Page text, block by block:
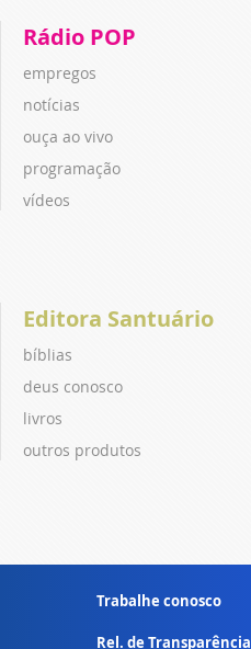
Rádio POP
empregos
notícias
ouça ao vivo
programação
vídeos
Editora Santuário
bíblias
deus conosco
livros
outros produtos
Trabalhe conosco
Rel. de Transparência